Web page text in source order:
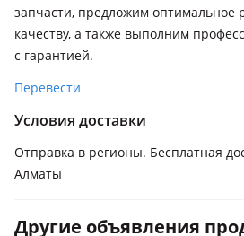
запчасти, предложим оптимальное
качеству, а также выполним
с гарантией.
Перевести
Условия доставки
Отправка в регионы. Бесплатная
Алматы
Другие объявления